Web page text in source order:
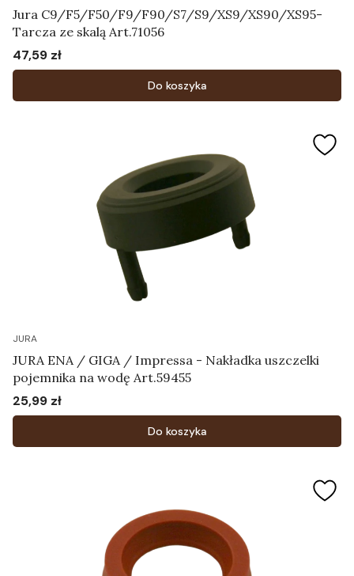
Jura C9/F5/F50/F9/F90/S7/S9/XS9/XS90/XS95-
Tarcza ze skalą Art.71056
Cena
47,59 zł
Do koszyka
JURA
JURA ENA / GIGA / Impressa - Nakładka uszczelki
pojemnika na wodę Art.59455
Cena
25,99 zł
Do koszyka